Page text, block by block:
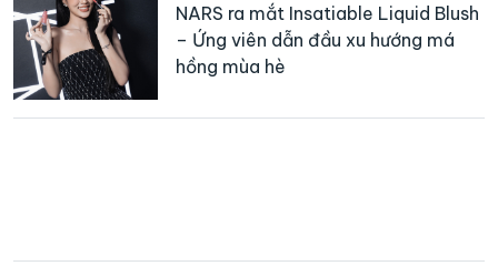
NARS ra mắt Insatiable Liquid Blush
– Ứng viên dẫn đầu xu hướng má
hồng mùa hè